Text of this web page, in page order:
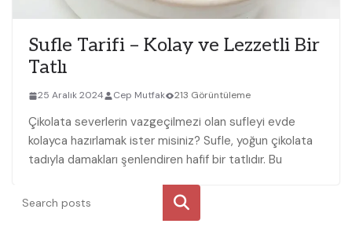
Sufle Tarifi – Kolay ve Lezzetli Bir
Tatlı
25 Aralık 2024 Cep Mutfak 213 Görüntüleme
Çikolata severlerin​ vazgeçilmezi ⁤olan sufleyi evde
kolayca hazırlamak ister misiniz? ⁢Sufle, yoğun çikolata
tadıyla damakları şenlendiren hafif bir tatlıdır. Bu
Ara